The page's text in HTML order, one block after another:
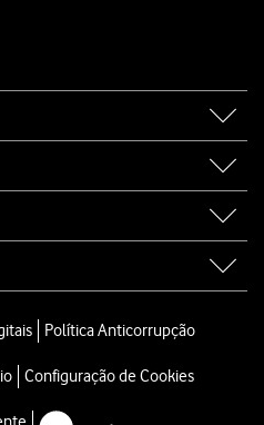
Política Anticorrupção
Configuração de Cookies